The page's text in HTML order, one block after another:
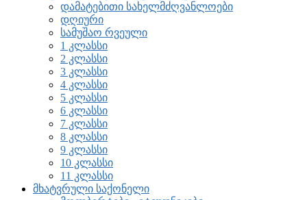
დამატებითი სახელმძღვანლოები
დღიური
სამუშაო რვეული
1 კლასსი
2 კლასსი
3 კლასსი
4 კლასსი
5 კლასსი
6 კლასსი
7 კლასსი
8 კლასსი
9 კლასსი
10 კლასსი
11 კლასსი
მხატვრული საქონელი